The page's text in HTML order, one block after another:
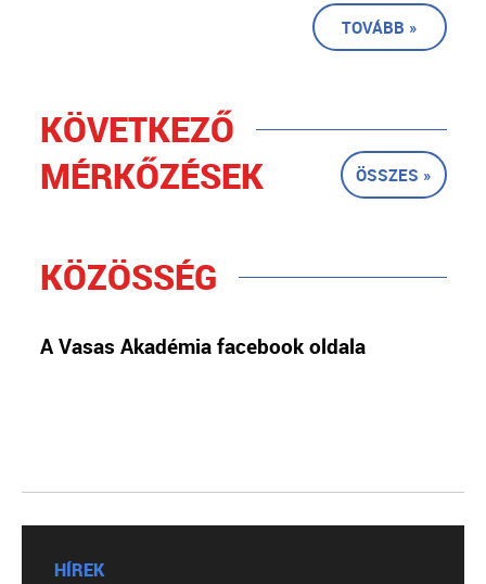
TOVÁBB »
KÖVETKEZŐ
MÉRKŐZÉSEK
ÖSSZES »
KÖZÖSSÉG
A Vasas Akadémia facebook oldala
HÍREK